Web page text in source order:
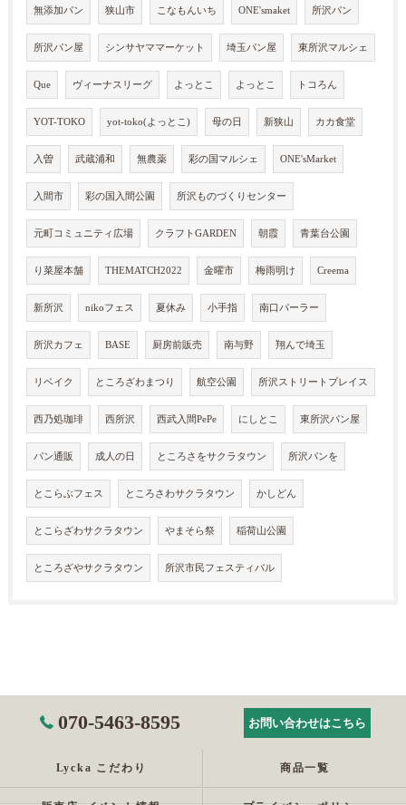
無添加パン 狭山市 こなもんいち ONE'smaket 所沢パン
所沢パン屋 シンサヤママーケット 埼玉パン屋 東所沢マルシェ
Que ヴィーナスリーグ よっとこ よっとこ トコろん
YOT-TOKO yot-toko(よっとこ) 母の日 新狭山 カカ食堂
入曽 武蔵浦和 無農薬 彩の国マルシェ ONE'sMarket
入間市 彩の国入間公園 所沢ものづくりセンター
元町コミュニティ広場 クラフトGARDEN 朝霞 青葉台公園
り菜屋本舗 THEMATCH2022 金曜市 梅雨明け Creema
新所沢 nikoフェス 夏休み 小手指 南口パーラー
所沢カフェ BASE 厨房前販売 南与野 翔んで埼玉
リベイク ところざわまつり 航空公園 所沢ストリートプレイス
西乃処珈琲 西所沢 西武入間PePe にしとこ 東所沢パン屋
パン通販 成人の日 ところさをサクラタウン 所沢パンを
とこらぶフェス ところさわサクラタウン かしどん
とこらざわサクラタウン やまそら祭 稲荷山公園
ところざやサクラタウン 所沢市民フェスティバル
070-5463-8595 お問い合わせはこちら
Lycka こだわり 商品一覧